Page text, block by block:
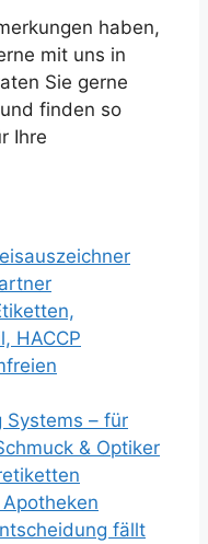
haben,
mit uns in
Sie gerne
finden so
Ihre
HACCP
Systems – für
& Optiker
fällt